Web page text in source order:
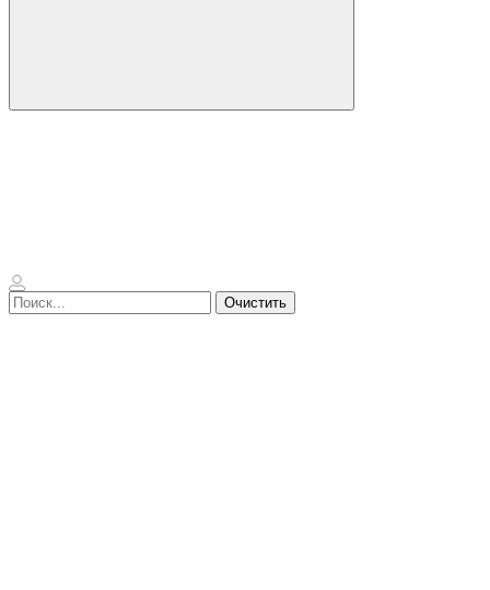
Очистить